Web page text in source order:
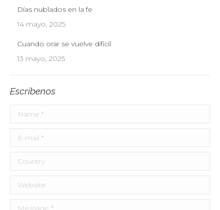
Días nublados en la fe
14 mayo, 2025
Cuando orar se vuelve difícil
13 mayo, 2025
Escríbenos
Name *
E-mail *
Country
Website
Message *